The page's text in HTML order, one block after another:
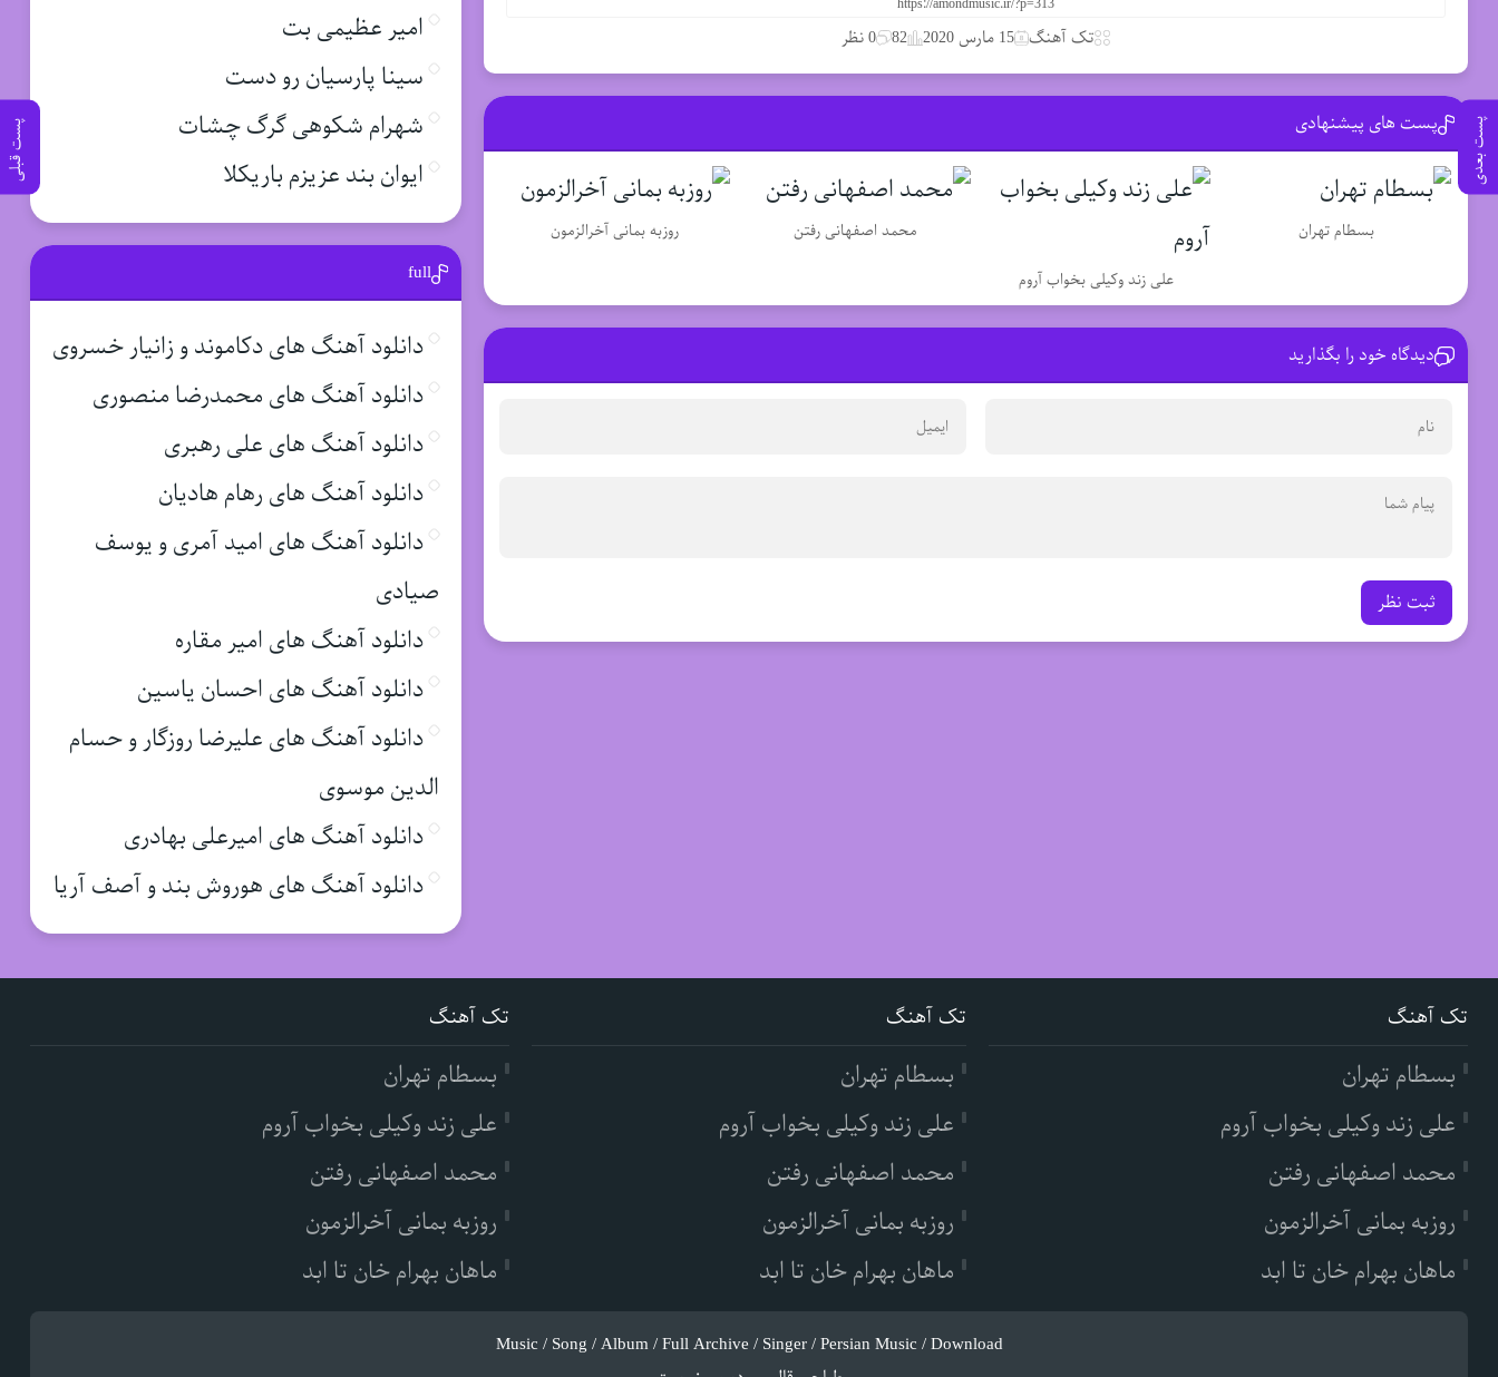
پست بعدی پست قبلی
تک آهنگ 15 مارس 2020 82 0 نظر
پست های پیشنهادی
بسطام تهران
علی زند وکیلی بخواب آروم
محمد اصفهانی رفتن روزبه بمانی آخرالزمون
دیدگاه خود را بگذارید
ثبت نظر
امیر عظیمی بت
سینا پارسیان رو دست
شهرام شکوهی گرگ چشات
ایوان بند عزیزم باریکلا
full
دانلود آهنگ های دکاموند و زانیار خسروی
دانلود آهنگ های محمدرضا منصوری
دانلود آهنگ های علی رهبری
دانلود آهنگ های رهام هادیان
دانلود آهنگ های امید آمری و یوسف
صیادی
دانلود آهنگ های امیر مقاره
دانلود آهنگ های احسان یاسین
دانلود آهنگ های علیرضا روزگار و حسام
الدین موسوی
دانلود آهنگ های امیرعلی بهادری
دانلود آهنگ های هوروش بند و آصف آریا
تک آهنگ
بسطام تهران
علی زند وکیلی بخواب آروم
محمد اصفهانی رفتن
روزبه بمانی آخرالزمون
ماهان بهرام خان تا ابد
تک آهنگ
بسطام تهران
علی زند وکیلی بخواب آروم
محمد اصفهانی رفتن
روزبه بمانی آخرالزمون
ماهان بهرام خان تا ابد
تک آهنگ
بسطام تهران
علی زند وکیلی بخواب آروم
محمد اصفهانی رفتن
روزبه بمانی آخرالزمون
ماهان بهرام خان تا ابد
Music / Song / Album / Full Archive / Singer / Persian Music / Download